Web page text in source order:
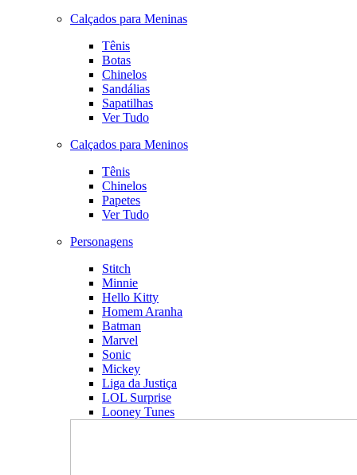
Calçados para Meninas
Tênis
Botas
Chinelos
Sandálias
Sapatilhas
Ver Tudo
Calçados para Meninos
Tênis
Chinelos
Papetes
Ver Tudo
Personagens
Stitch
Minnie
Hello Kitty
Homem Aranha
Batman
Marvel
Sonic
Mickey
Liga da Justiça
LOL Surprise
Looney Tunes